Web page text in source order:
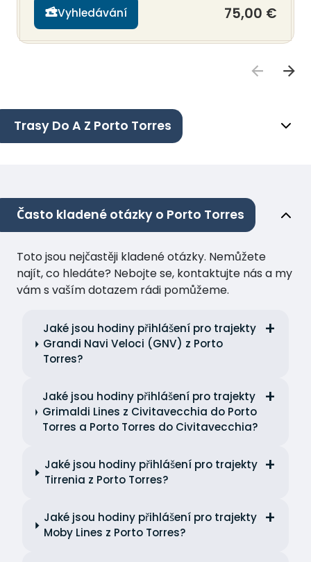
Vyhledávání 75,00 €
Trasy Do A Z Porto Torres
Často kladené otázky o Porto Torres
Toto jsou nejčastěji kladené otázky. Nemůžete
najít, co hledáte? Nebojte se, kontaktujte nás a my
vám s vaším dotazem rádi pomůžeme.
Jaké jsou hodiny přihlášení pro trajekty
Grandi Navi Veloci (GNV) z Porto
Torres?
Jaké jsou hodiny přihlášení pro trajekty
Grimaldi Lines z Civitavecchia do Porto
Torres a Porto Torres do Civitavecchia?
Jaké jsou hodiny přihlášení pro trajekty
Tirrenia z Porto Torres?
Jaké jsou hodiny přihlášení pro trajekty
Moby Lines z Porto Torres?